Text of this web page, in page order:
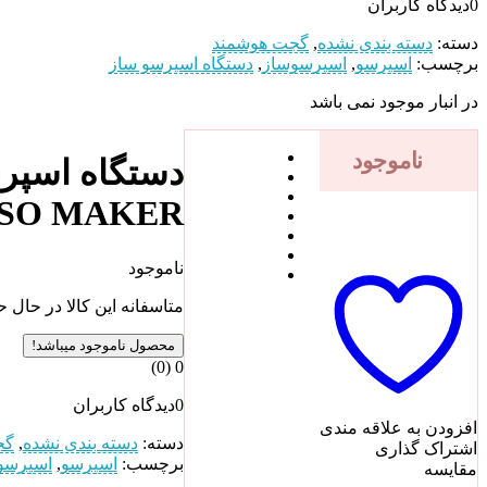
0دیدگاه کاربران
دسته: دسته بندی نشده, گجت هوشمند
برچسب: اسپرسو, اسپرسوساز , دستگاه اسپرسو ساز
در انبار موجود نمی باشد
ناموجود
افزودن به علاقه مندی
اشتراک گذاری
مقایسه
MAKER
ناموجود
متاسفانه این کالا در
محصول ناموجود میباشد!
0
(0)
0دیدگاه کاربران
دسته:دسته بندی نشده,
برچسب: اسپرسو,